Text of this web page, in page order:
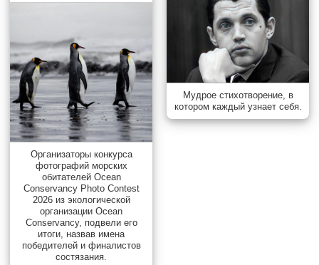
Организаторы конкурса
фотографий морских
обитателей Ocean
Conservancy Photo Contest
2026 из экологической
организации Ocean
Conservancy, подвели его
итоги, назвав имена
победителей и финалистов
состязания.
Мудрое стихотворение, в
котором каждый узнает себя.